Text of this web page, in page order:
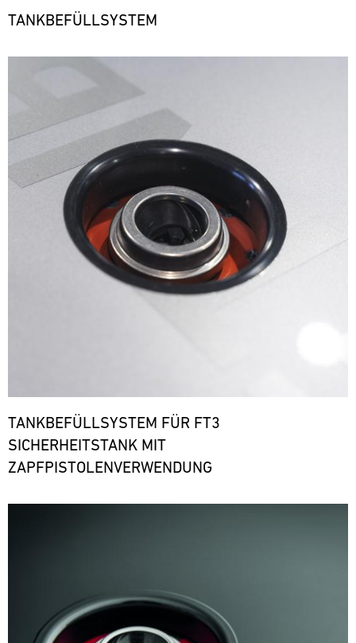
TANKBEFÜLLSYSTEM
TANKBEFÜLLSYSTEM FÜR FT3
SICHERHEITSTANK MIT
ZAPFPISTOLENVERWENDUNG